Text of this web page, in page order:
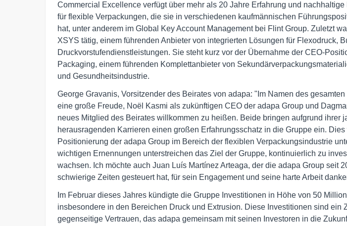
Commercial Excellence verfügt über mehr als 20 Jahre Erfahrung und nachhaltige
für flexible Verpackungen, die sie in verschiedenen kaufmännischen
hat, unter anderem im Global Key Account Management bei Flint Group. Zuletzt
XSYS tätig, einem führenden Anbieter von integrierten Lösungen für Flexodruck,
Druckvorstufendienstleistungen. Sie steht kurz vor der Übernahme der CEO-
Packaging, einem führenden Komplettanbieter von
und Gesundheitsindustrie.
George Gravanis, Vorsitzender des Beirates von adapa: "Im Namen des
eine große Freude, Noël Kasmi als zukünftigen CEO der adapa Group und
neues Mitglied des Beirates willkommen zu heißen. Beide bringen aufgrund ihrer
herausragenden Karrieren einen großen Erfahrungsschatz in die Gruppe ein.
Positionierung der adapa Group im Bereich der flexiblen Verpackungsindustrie
wichtigen Ernennungen unterstreichen das Ziel der Gruppe, kontinuierlich zu
wachsen. Ich möchte auch Juan Luís Martínez Arteaga, der die adapa Group seit
schwierige Zeiten gesteuert hat, für sein Engagement und seine harte Arbeit
Im Februar dieses Jahres kündigte die Gruppe Investitionen in Höhe von 50
insbesondere in den Bereichen Druck und Extrusion. Diese Investitionen sind ein
gegenseitige Vertrauen, das adapa gemeinsam mit seinen Investoren in die